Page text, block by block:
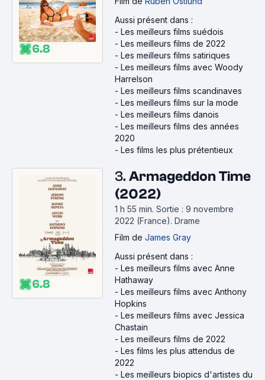
6.8
Aussi présent dans :
- Les meilleurs films suédois
- Les meilleurs films de 2022
- Les meilleurs films satiriques
- Les meilleurs films avec Woody
Harrelson
- Les meilleurs films scandinaves
- Les meilleurs films sur la mode
- Les meilleurs films danois
- Les meilleurs films des années
2020
- Les films les plus prétentieux
6.8
3. Armageddon Time
(2022)
1 h 55 min. Sortie : 9 novembre
2022 (France). Drame
Film de James Gray
Aussi présent dans :
- Les meilleurs films avec Anne
Hathaway
- Les meilleurs films avec Anthony
Hopkins
- Les meilleurs films avec Jessica
Chastain
- Les meilleurs films de 2022
- Les films les plus attendus de
2022
- Les meilleurs biopics d'artistes du